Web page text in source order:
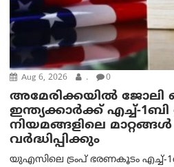
Aug 6, 2026 . 0
അമേരിക്കയില്‍ ജോലി
ഇന്ത്യക്കാർക്ക് എച്ച്-
നിയമങ്ങളിലെ
വർദ്ധിപ്പിക്കും
യുഎസിലെ ട്രംപ് ഭരണകൂടം എച്ച്-